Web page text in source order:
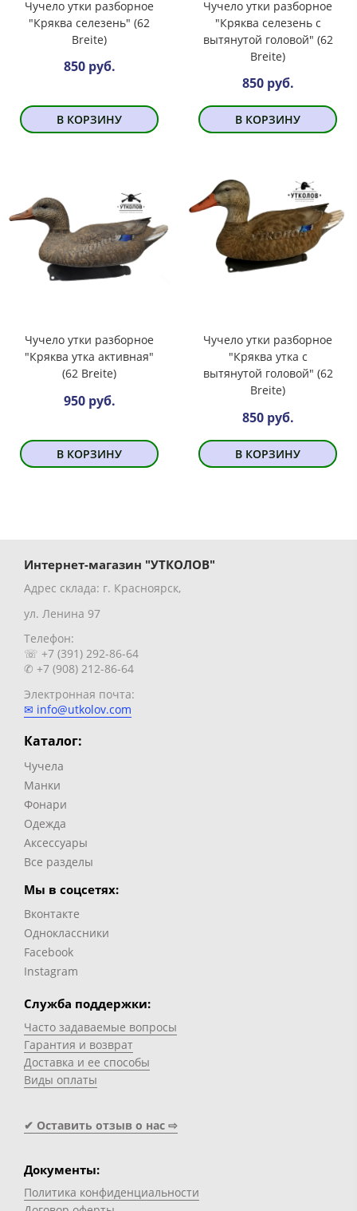
Чучело утки разборное
"Кряква селезень" (62
Breite)
850 руб.
В КОРЗИНУ
Чучело утки разборное
"Кряква селезень с
вытянутой головой" (62
Breite)
850 руб.
В КОРЗИНУ
Чучело утки разборное
"Кряква утка активная"
(62 Breite)
950 руб.
В КОРЗИНУ
Чучело утки разборное
"Кряква утка с
вытянутой головой" (62
Breite)
850 руб.
В КОРЗИНУ
Интернет-магазин "УТКОЛОВ"
Адрес склада: г. Красноярск,
ул. Ленина 97
Телефон:
☏ +7 (391) 292-86-64
✆ +7 (908) 212-86-64
Электронная почта:
✉ info@utkolov.com
Каталог:
Чучела
Манки
Фонари
Одежда
Аксессуары
Все разделы
Мы в соцсетях:
Вконтакте
Одноклассники
Facebook
Instagram
Служба поддержки:
Часто задаваемые вопросы
Гарантия и возврат
Доставка и ее способы
Виды оплаты
✔ Оставить отзыв о нас ⇨
Документы:
Политика конфиденциальности